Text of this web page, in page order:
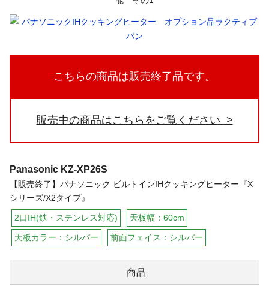
こちらの商品は販売終了品です。
販売中の商品はこちらをご覧ください
Panasonic KZ-XP26S
【販売終了】パナソニック ビルトインIHクッキングヒーター『X
シリーズ/X2タイプ』
2口IH(鉄・ステンレス対応) 天板幅：60cm
天板カラー：シルバー 前面フェイス：シルバー
商品